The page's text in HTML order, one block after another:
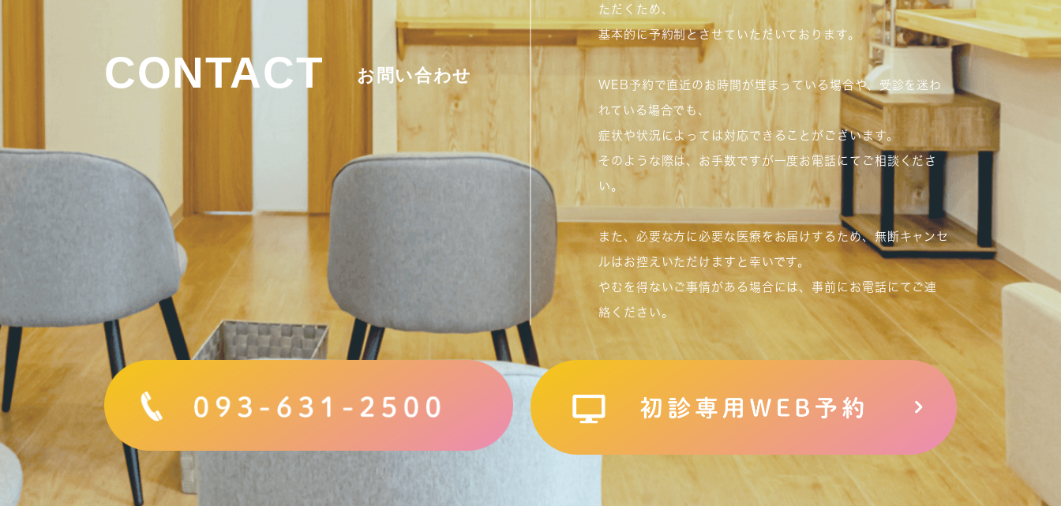
CONTACT お問い合わせ
ただくため、
基本的に予約制とさせていただいております。
WEB予約で直近のお時間が埋まっている場合や、受診を迷わ
れている場合でも、
症状や状況によっては対応できることがございます。
そのような際は、お手数ですが一度お電話にてご相談くださ
い。
また、必要な方に必要な医療をお届けするため、無断キャンセ
ルはお控えいただけますと幸いです。
やむを得ないご事情がある場合には、事前にお電話にてご連
絡ください。